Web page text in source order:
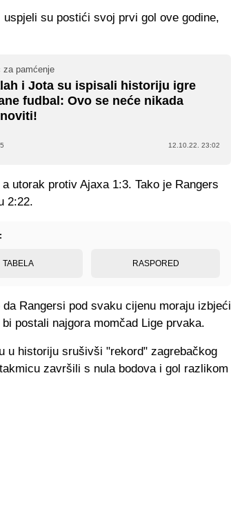
su postići svoj prvi gol ove godine,
za pamćenje
i Jota su ispisali historiju igre
fudbal: Ovo se neće nikada
12.10.22. 23:02
utorak protiv Ajaxa 1:3. Tako je Rangers
2:22.
TABELA RASPORED
Rangersi pod svaku cijenu moraju izbjeći
postali najgora momčad Lige prvaka.
u historiju srušivši "rekord" zagrebačkog
završili s nula bodova i gol razlikom